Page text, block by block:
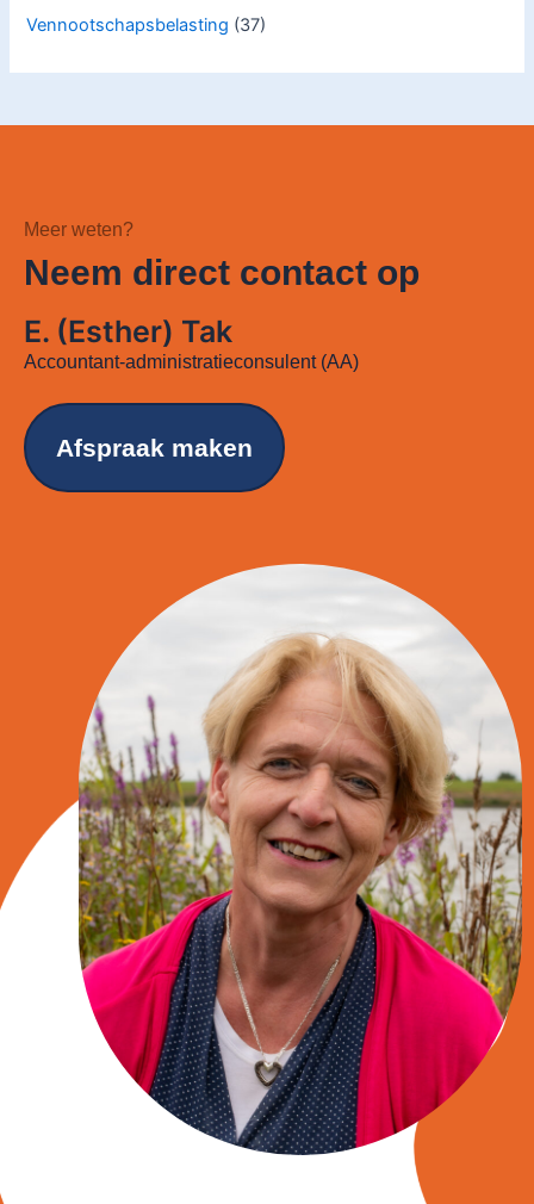
Vennootschapsbelasting (37)
Meer weten?
Neem direct contact op
E. (Esther) Tak
Accountant-administratieconsulent (AA)
Afspraak maken